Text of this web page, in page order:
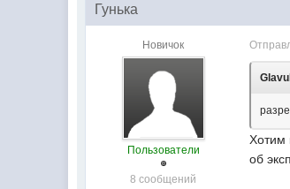
Гунька
Новичок
Пользователи
8 сообщений
Хотим
об